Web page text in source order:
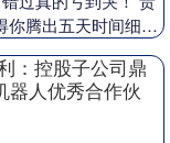
你腾出五天时间细细
：控股子公司鼎
器人优秀合作伙